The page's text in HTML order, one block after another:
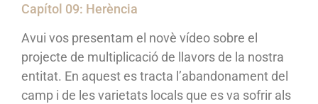
Capítol 09: Herència
Avui vos presentam el novè vídeo sobre el
projecte de multiplicació de llavors de la nostra
entitat. En aquest es tracta l’abandonament del
camp i de les varietats locals que es va sofrir als